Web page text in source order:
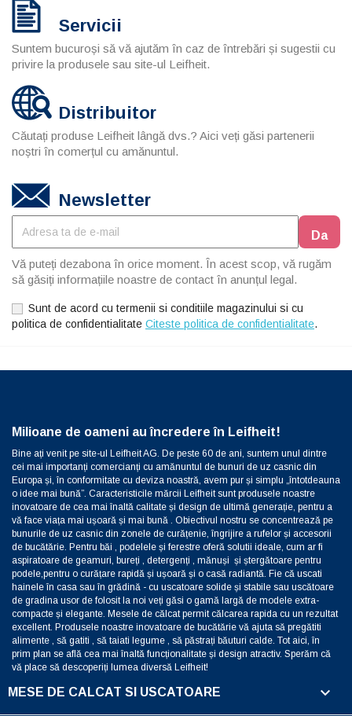
Servicii
Suntem bucuroși să vă ajutăm în caz de întrebări și sugestii cu
privire la produsele sau site-ul Leifheit.
Distribuitor
Căutați produse Leifheit lângă dvs.? Aici veți găsi partenerii
noștri în comerțul cu amănuntul.
Newsletter
Vă puteți dezabona în orice moment. În acest scop, vă rugăm
să găsiți informațiile noastre de contact în anunțul legal.
Sunt de acord cu termenii si conditiile magazinului si cu
politica de confidentialitate Citeste politica de confidentialitate.
Milioane de oameni au încredere în Leifheit!
Bine ați venit pe site-ul Leifheit AG. De peste 60 de ani, suntem unul dintre
cei mai importanți comercianți cu amănuntul de bunuri de uz casnic din
Europa și, în conformitate cu deviza noastră, avem pur și simplu „întotdeauna
o idee mai bună”. Caracteristicile mărcii Leifheit sunt produsele noastre
inovatoare de cea mai înaltă calitate și design de ultimă generație, pentru a
vă face viața mai ușoară și mai bună . Obiectivul nostru se concentrează pe
bunurile de uz casnic din zonele de curățenie, îngrijire a rufelor și accesorii
de bucătărie. Pentru băi , podelele și ferestre oferă solutii ideale, cum ar fi
aspiratoare de geamuri, bureți , detergenți , mănuși și ștergătoare pentru
podele,pentru o curățare rapidă și ușoară și o casă radiantă. Fie că uscati
hainele în casa sau în grădină - cu uscatoare solide și stabile sau uscătoare
de gradina usor de folosit la noi veți găsi o gamă largă de modele extra-
compacte și elegante. Mesele de călcat permit călcarea rapida cu un rezultat
excellent. Produsele noastre inovatoare de bucătărie vă ajuta să pregătiti
alimente , să gatiti , să taiati legume , să păstrați băuturi calde. Tot aici, în
prim plan se află cea mai înaltă funcționalitate și design atractiv. Sperăm că
vă place să descoperiți lumea diversă Leifheit!
MESE DE CALCAT SI USCATOARE 